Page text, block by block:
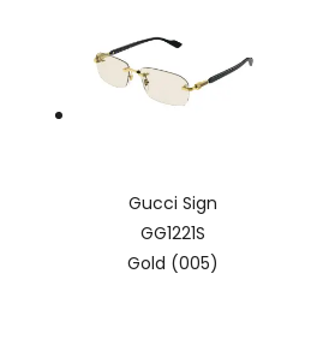
Gucci Sign
GG1221S
Gold (005)